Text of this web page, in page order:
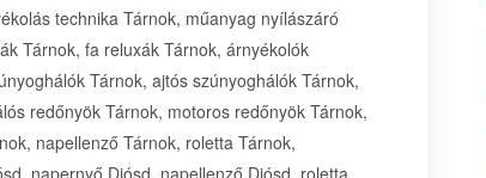
technika Tárnok, műanyag nyílászáró
Tárnok, fa reluxák Tárnok, árnyékolók
Tárnok, ajtós szúnyoghálók Tárnok,
redőnyök Tárnok, motoros redőnyök Tárnok,
napellenző Tárnok, roletta Tárnok,
napernyő Diósd, napellenző Diósd, roletta